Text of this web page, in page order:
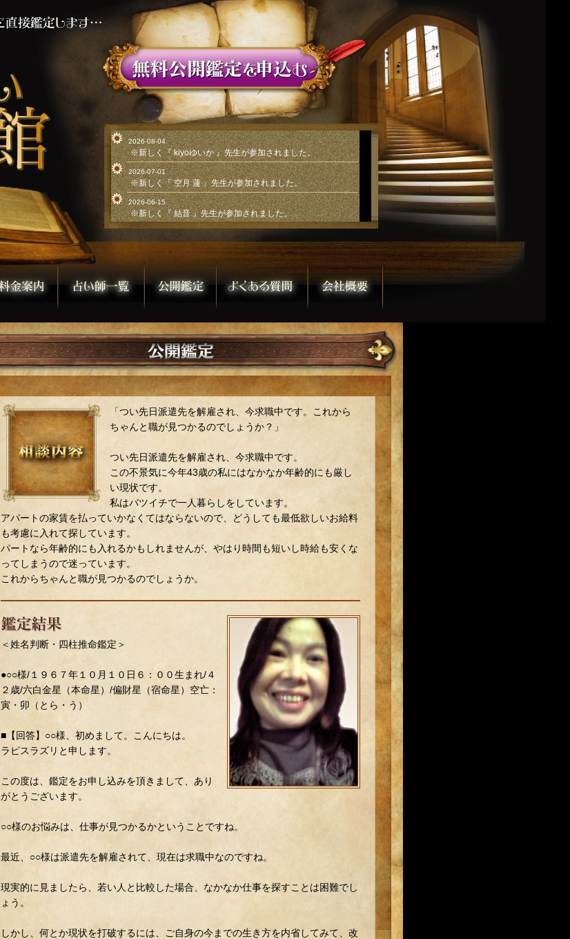
「つい先日派遣先を解雇され、今求職中です。これから
ちゃんと職が見つかるのでしょうか？」
つい先日派遣先を解雇され、今求職中です。
この不景気に今年43歳の私にはなかなか年齢的にも厳し
い現状です。
私はバツイチで一人暮らしをしています。
アパートの家賃を払っていかなくてはならないので、どうしても最低欲しいお給料
も考慮に入れて探しています。
パートなら年齢的にも入れるかもしれませんが、やはり時間も短いし時給も安くな
ってしまうので迷っています。
これからちゃんと職が見つかるのでしょうか。
＜姓名判断・四柱推命鑑定＞
●○○様/１９６７年１０月１０日６：００生まれ/４
２歳/六白金星（本命星）/偏財星（宿命星）空亡：
寅・卯（とら・う）
■【回答】○○様、初めまして。こんにちは。
ラピスラズリと申します。
この度は、鑑定をお申し込みを頂きまして、あり
がとうございます。
○○様のお悩みは、仕事が見つかるかということですね。
最近、○○様は派遣先を解雇されて、現在は求職中なのですね。
現実的に見ましたら、若い人と比較した場合、なかなか仕事を探すことは困難でし
ょう。
しかし、何とか現状を打破するには、ご自身の今までの生き方を内省してみて、改